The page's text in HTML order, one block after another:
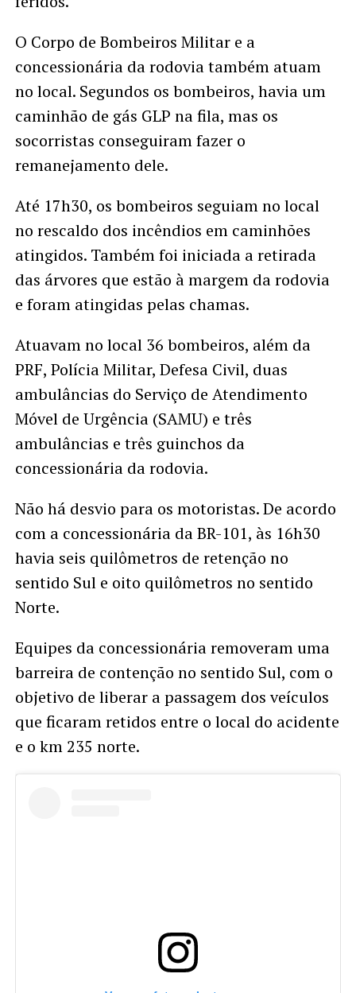
O Corpo de Bombeiros Militar e a
concessionária da rodovia também atuam
no local. Segundos os bombeiros, havia um
caminhão de gás GLP na fila, mas os
socorristas conseguiram fazer o
remanejamento dele.
Até 17h30, os bombeiros seguiam no local
no rescaldo dos incêndios em caminhões
atingidos. Também foi iniciada a retirada
das árvores que estão à margem da rodovia
e foram atingidas pelas chamas.
Atuavam no local 36 bombeiros, além da
PRF, Polícia Militar, Defesa Civil, duas
ambulâncias do Serviço de Atendimento
Móvel de Urgência (SAMU) e três
ambulâncias e três guinchos da
concessionária da rodovia.
Não há desvio para os motoristas. De acordo
com a concessionária da BR-101, às 16h30
havia seis quilômetros de retenção no
sentido Sul e oito quilômetros no sentido
Norte.
Equipes da concessionária removeram uma
barreira de contenção no sentido Sul, com o
objetivo de liberar a passagem dos veículos
que ficaram retidos entre o local do acidente
e o km 235 norte.